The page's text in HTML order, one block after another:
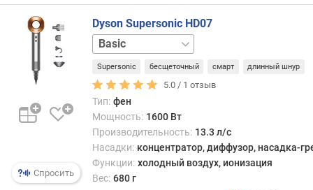
п
о
т
з
в
а
п
о
Спросить
Dyson Supersonic HD07
Curly
+
CoilyGift
EditionOriginStraight
+
Wavy
Supersonic бесщеточный смарт длинный шнур
5.0 / 1 отзыв
Тип: фен
Мощность: 1600 Вт
Производительность: 13.3 л/с
Насадки: концентратор, диффузор, насадка-
Функции: холодный воздух, ионизация
Вес: 680 г